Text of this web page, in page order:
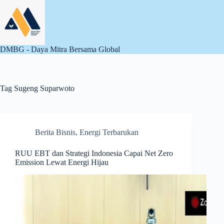
content
DMBG - Daya Mitra Bersama Global
Tag Sugeng Suparwoto
Berita Bisnis, Energi Terbarukan
RUU EBT dan Strategi Indonesia Capai Net Zero
Emission Lewat Energi Hijau